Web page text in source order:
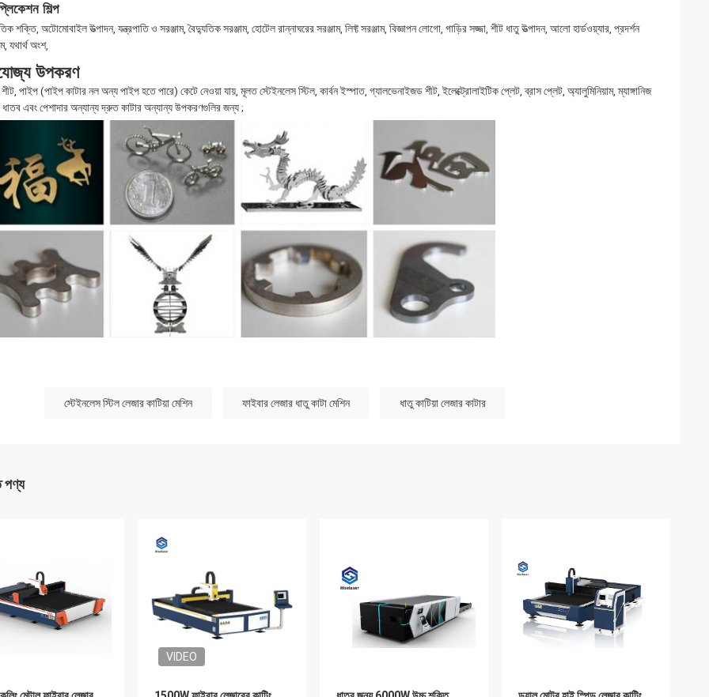
শিল্প
শক্তি, অটোমোবাইল উত্পাদন, যন্ত্রপাতি ও সরঞ্জাম, বৈদ্যুতিক সরঞ্জাম, হোটেল রান্নাঘরের সরঞ্জাম, লিফ্ট সরঞ্জাম, বিজ্ঞাপন লোগো, গাড়ির সজ্জা, শীট ধাতু উত্পাদন, আলো হার্ডওয়্যার, প্রদর্শন
যথার্থ অংশ,
উপকরণ
পাইপ (পাইপ কাটার নল অন্য পাইপ হতে পারে) কেটে নেওয়া যায়, মূলত স্টেইনলেস স্টিল, কার্বন ইস্পাত, গ্যালভেনাইজড শীট, ইলেক্ট্রোলাইটিক প্লেট, ব্রাস প্লেট, অ্যালুমিনিয়াম, ম্যাঙ্গানিজ
ধাতব এবং পেশাদার অন্যান্য দ্রুত কাটার অন্যান্য উপকরণগুলির জন্য ;
স্টেইনলেস স্টিল লেজার কাটিয়া মেশিন ফাইবার লেজার ধাতু কাটা মেশিন ধাতু কাটিয়া লেজার কাটার
পণ্য
VIDEO